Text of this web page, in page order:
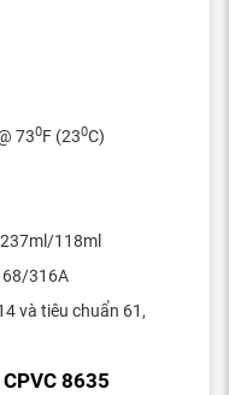
730F (230C)
118ml
316A
và tiêu chuẩn 61,
8635